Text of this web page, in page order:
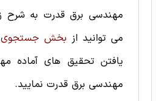
مهندسی برق قدرت به شرح
می توانید از بخش جستجوی
یافتنتحقیق های آماده
مهندسی برق قدرت نمایید.